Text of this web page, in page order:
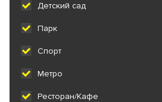
Детский сад
Парк
Спорт
Метро
Ресторан/Кафе